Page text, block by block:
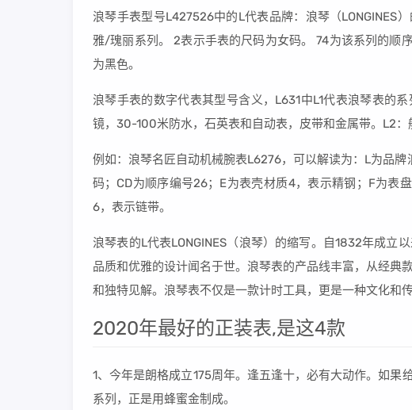
浪琴手表型号L427526中的L代表品牌：浪琴（
雅/瑰丽系列。 2表示手表的尺码为女码。 74为该系列的顺
为黑色。
浪琴手表的数字代表其型号含义，L631中L1代表浪琴表的
镜，30-100米防水，石英表和自动表，皮带和金属带。L2：
例如：浪琴名匠自动机械腕表L6276，可以解读为：L为品
码；CD为顺序编号26；E为表壳材质4，表示精钢；F为表
6，表示链带。
浪琴表的L代表LONGINES（浪琴）的缩写。自1832年成立
品质和优雅的设计闻名于世。浪琴表的产品线丰富，从经典
和独特见解。浪琴表不仅是一款计时工具，更是一种文化和传
2020年最好的正装表,是这4款
1、今年是朗格成立175周年。逢五逢十，必有大动作。如果
系列，正是用蜂蜜金制成。